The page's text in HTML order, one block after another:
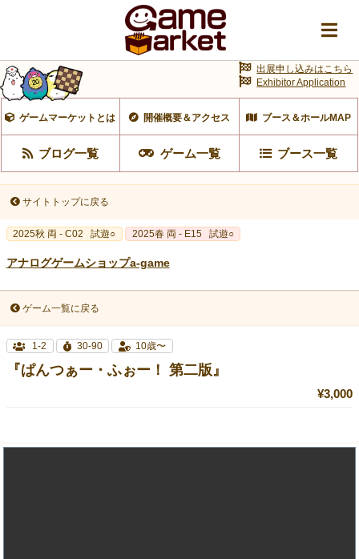
ゲームマーケットとは 開催概要＆アクセス ブース＆ホールMAP
ブログ一覧 ゲーム一覧 ブース一覧
出展申し込みはこちら
Exhibitor Application
サイトトップに戻る
2025秋 両 - C02 試遊○ 2025春 両 - E15 試遊○
アナログゲームショップa-game
ゲーム一覧に戻る
1-2 30-90 10歳〜
『ぱんつぁー・ふぉー！ 第二版』
¥3,000